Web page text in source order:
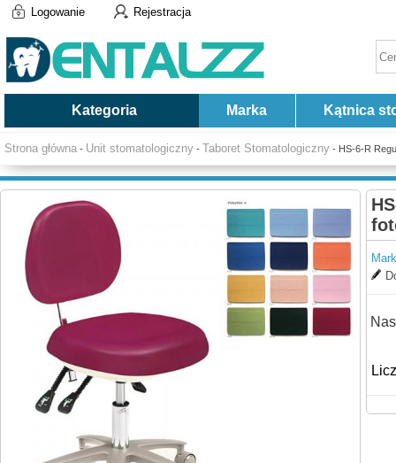
Logowanie Rejestracja
Kategoria Marka Kątnica
Strona główna - Unit stomatologiczny - Taboret Stomatologiczny - HS-6-R